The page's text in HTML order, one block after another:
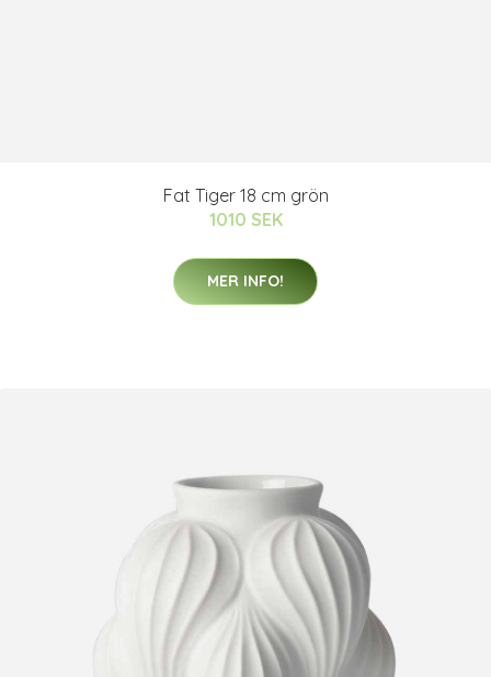
Fat Tiger 18 cm grön
1010 SEK
MER INFO!